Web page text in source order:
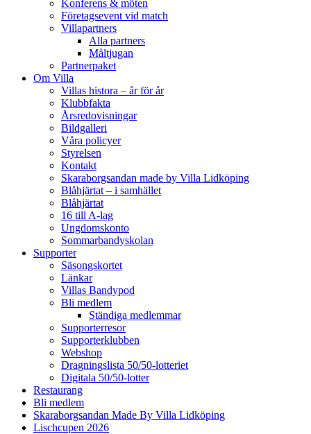
Konferens & möten
Företagsevent vid match
Villapartners
Alla partners
Måltjugan
Partnerpaket
Om Villa
Villas histora – år för år
Klubbfakta
Årsredovisningar
Bildgalleri
Våra policyer
Styrelsen
Kontakt
Skaraborgsandan made by Villa Lidköping
Blåhjärtat – i samhället
Blåhjärtat
16 till A-lag
Ungdomskonto
Sommarbandyskolan
Supporter
Säsongskortet
Länkar
Villas Bandypod
Bli medlem
Ständiga medlemmar
Supporterresor
Supporterklubben
Webshop
Dragningslista 50/50-lotteriet
Digitala 50/50-lotter
Restaurang
Bli medlem
Skaraborgsandan Made By Villa Lidköping
Lischcupen 2026